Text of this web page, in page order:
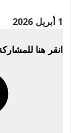
تم
بتاريخ
1 أبريل 2026
انقر هنا